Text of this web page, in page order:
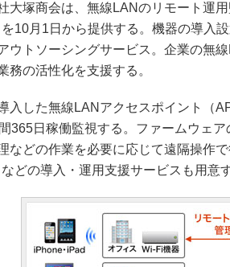
大塚商会は、無線LANのリモート運
を10月1日から提供する。機器の導入
ウトソーシングサービス。企業の無
務の活性化を支援する。
入した無線LANアクセスポイント（
365日稼働監視する。ファームウェ
などの作業を必要に応じて遠隔操作
などの導入・運用支援サービスも用意